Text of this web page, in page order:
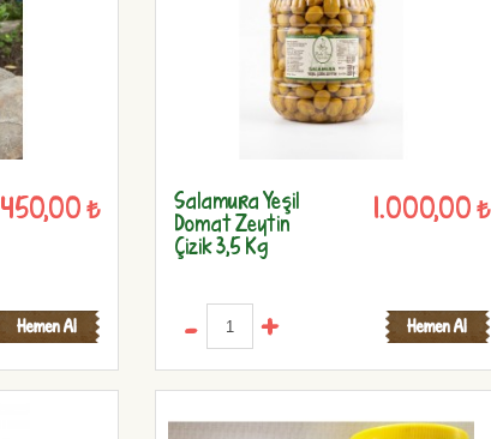
450,00 ₺ Salamura Yeşil
Domat Zeytin
Çizik 3,5 Kg
1.000,00 ₺
- +